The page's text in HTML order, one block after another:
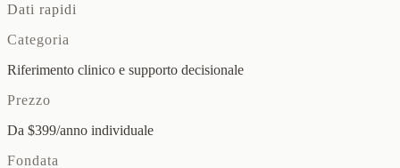
Dati rapidi
Categoria
Riferimento clinico e supporto decisionale
Prezzo
Da $399/anno individuale
Fondata